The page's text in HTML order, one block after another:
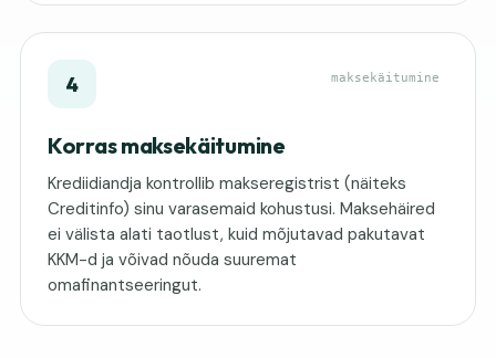
maksekäitumine
4
Korras maksekäitumine
Krediidiandja kontrollib makseregistrist (näiteks
Creditinfo) sinu varasemaid kohustusi. Maksehäired
ei välista alati taotlust, kuid mõjutavad pakutavat
KKM-d ja võivad nõuda suuremat
omafinantseeringut.